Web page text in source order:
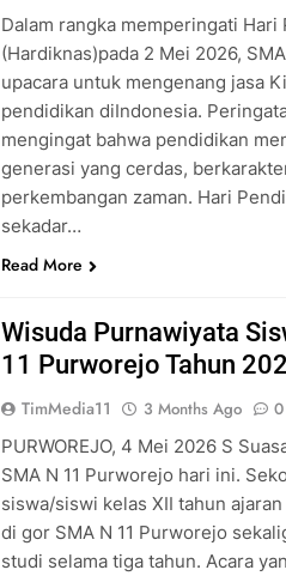
Dalam rangka memperingati Hari
(Hardiknas)pada 2 Mei 2026,
upacara untuk mengenang jasa
pendidikan diIndonesia.
mengingat bahwa pendidikan
generasi yang cerdas,
perkembangan zaman. Hari
sekadar…
Read More
Wisuda Purnawiyata
11 Purworejo Tahun
TimMedia11 3 Months Ago 0
PURWOREJO, 4 Mei 2026 S
SMA N 11 Purworejo hari ini.
siswa/siswi kelas XII tahun
di gor SMA N 11 Purworejo
studi selama tiga tahun. Acara